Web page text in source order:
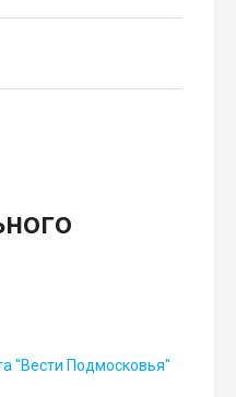
"Вести Подмосковья"